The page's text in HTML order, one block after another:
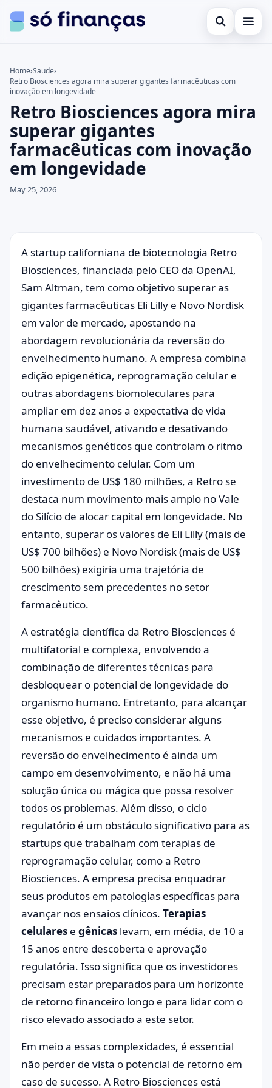
Open search
Empréstimos
Investimentos
Search the site
Search for:
Press Enter to search or ESC to close.
Home›Saude›
Retro Biosciences agora mira superar gigantes farmacêuticas com
inovação em longevidade
Retro Biosciences agora mira
superar gigantes
farmacêuticas com inovação
em longevidade
May 25, 2026
A startup californiana de biotecnologia Retro
Biosciences, financiada pelo CEO da OpenAI,
Sam Altman, tem como objetivo superar as
gigantes farmacêuticas Eli Lilly e Novo Nordisk
em valor de mercado, apostando na
abordagem revolucionária da reversão do
envelhecimento humano. A empresa combina
edição epigenética, reprogramação celular e
outras abordagens biomoleculares para
ampliar em dez anos a expectativa de vida
humana saudável, ativando e desativando
mecanismos genéticos que controlam o ritmo
do envelhecimento celular. Com um
investimento de US$ 180 milhões, a Retro se
destaca num movimento mais amplo no Vale
do Silício de alocar capital em longevidade. No
entanto, superar os valores de Eli Lilly (mais de
US$ 700 bilhões) e Novo Nordisk (mais de US$
500 bilhões) exigiria uma trajetória de
crescimento sem precedentes no setor
farmacêutico.
A estratégia científica da Retro Biosciences é
multifatorial e complexa, envolvendo a
combinação de diferentes técnicas para
desbloquear o potencial de longevidade do
organismo humano. Entretanto, para alcançar
esse objetivo, é preciso considerar alguns
mecanismos e cuidados importantes. A
reversão do envelhecimento é ainda um
campo em desenvolvimento, e não há uma
solução única ou mágica que possa resolver
todos os problemas. Além disso, o ciclo
regulatório é um obstáculo significativo para as
startups que trabalham com terapias de
reprogramação celular, como a Retro
Biosciences. A empresa precisa enquadrar
seus produtos em patologias específicas para
avançar nos ensaios clínicos. Terapias
celulares e gênicas levam, em média, de 10 a
15 anos entre descoberta e aprovação
regulatória. Isso significa que os investidores
precisam estar preparados para um horizonte
de retorno financeiro longo e para lidar com o
risco elevado associado a este setor.
Em meio a essas complexidades, é essencial
não perder de vista o potencial de retorno em
caso de sucesso. A Retro Biosciences está